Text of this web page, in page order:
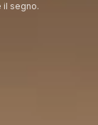
il segno.